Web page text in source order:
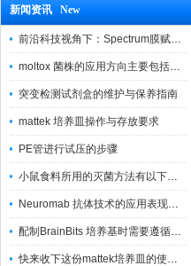
新闻资讯 New
前沿科技视角下：Spectrum膜赋能精密制造
moltox 菌株的应用方向主要包括以下几个方面
突变检测试剂盒的维护与保养指南
mattek 培养皿操作与存放要求
PE管进行试压的步骤
小鼠食料所用的灭菌方法有以下三种
Neuromab 抗体技术的应用表现在这几方面
配制BrainBits 培养基时需要遵循的原则
快来收下这份mattek培养皿的使用指南